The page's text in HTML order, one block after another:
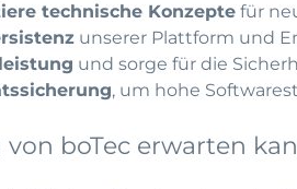
technische Konzepte für
unserer Plattform und
und sorge für die
, um hohe
von boTec erwarten